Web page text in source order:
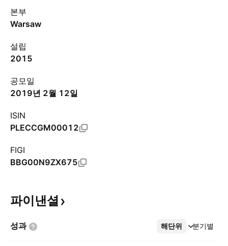
본부
Warsaw
설립
2015
공모일
2019년 2월 12일
ISIN
PLECCGM00012
FIGI
BBG00N9ZX675
파이낸셜
성과 해단위 분기별
더보기